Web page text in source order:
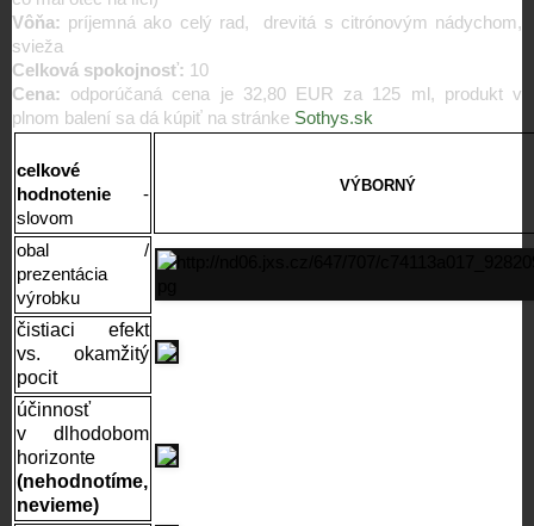
Vôňa: príjemná ako celý rad,
drevitá s citrónovým nádychom,
svieža
Celková spokojnosť: 10
Cena: odporúčaná cena je 32,80 EUR za 125 ml, produkt v
plnom balení sa dá kúpiť na stránke Sothys.sk
celkové
hodnotenie -
slovom
VÝBORNÝ
obal /
prezentácia
výrobku
čistiaci efekt
vs. okamžitý
pocit
účinnosť
v dlhodobom
horizonte
(nehodnotíme,
nevieme)